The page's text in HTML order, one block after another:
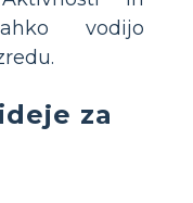
vodijo
za